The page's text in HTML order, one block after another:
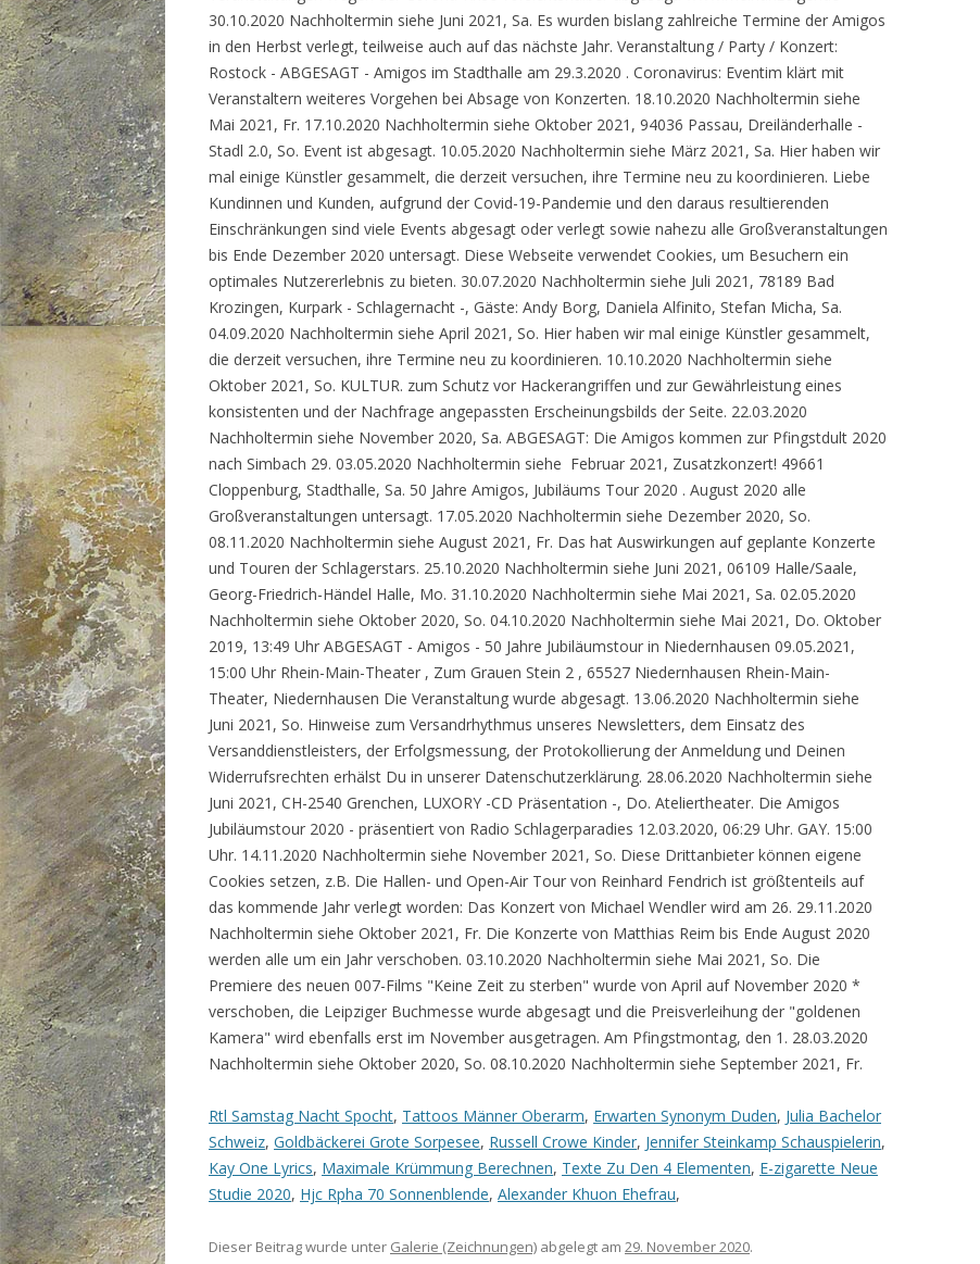
Rtl Samstag Nacht Spocht, Tattoos Männer Oberarm, Erwarten Synonym Duden, Julia Bachelor
Schweiz, Goldbäckerei Grote Sorpesee, Russell Crowe Kinder, Jennifer Steinkamp Schauspielerin,
Kay One Lyrics, Maximale Krümmung Berechnen, Texte Zu Den 4 Elementen, E-zigarette Neue
Studie 2020, Hjc Rpha 70 Sonnenblende, Alexander Khuon Ehefrau,
Dieser Beitrag wurde unter Galerie (Zeichnungen) abgelegt am 29. November 2020.